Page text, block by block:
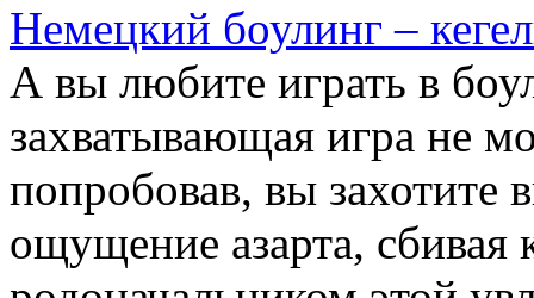
Немецкий боулинг –
А вы любите играть в
захватывающая игра не
попробовав, вы захотите
ощущение азарта, сбивая